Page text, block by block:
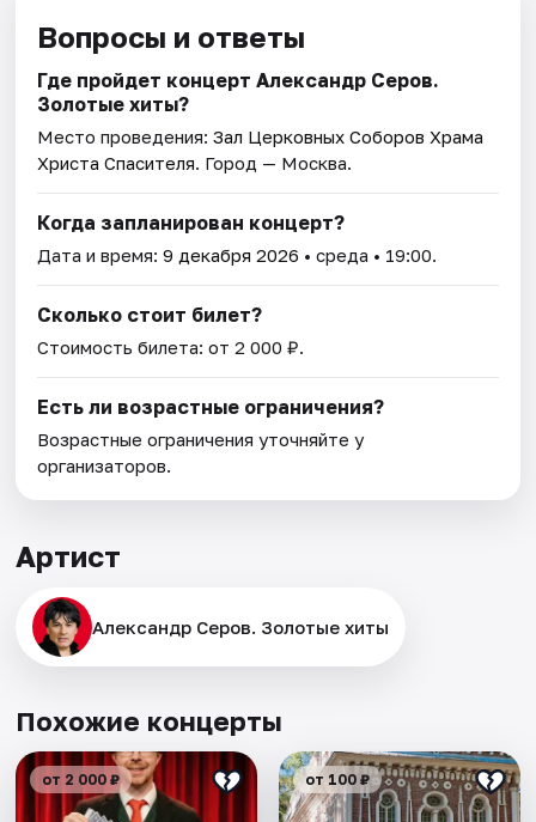
Вопросы и ответы
Где пройдет концерт Александр Серов.
Золотые хиты?
Место проведения:Зал Церковных Соборов Храма
Христа Спасителя. Город — Москва.
Когда запланирован концерт?
Дата и время:9 декабря 2026 • среда • 19:00.
Сколько стоит билет?
Стоимость билета: от 2 000 ₽.
Есть ли возрастные ограничения?
Возрастные ограничения уточняйте у
организаторов.
Артист
Александр Серов. Золотые хиты
Похожие концерты
от 2 000 ₽ от 100 ₽